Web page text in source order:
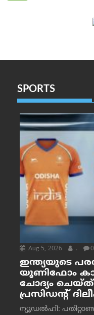
SPORTS
Aug 5, 2026 . 0
ഇന്ത്യയുടെ
യൂണിഫോം
ചോദ്യം ചെയ്ത്
പ്രസിഡന്റ്
ന്യൂഡൽഹി: